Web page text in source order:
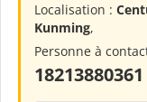
Localisation :
Kunming,
Personne à
18213880361